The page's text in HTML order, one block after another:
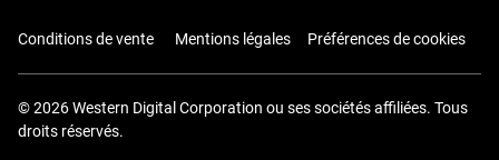
Conditions de vente Mentions légales Préférences de cookies
© 2026 Western Digital Corporation ou ses sociétés affiliées. Tous
droits réservés.